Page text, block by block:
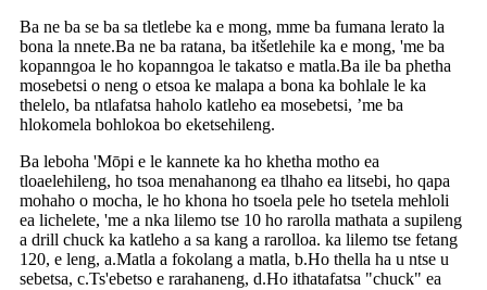
Ba ne ba se ba sa tletlebe ka e mong, mme ba fumana lerato la
bona la nnete.Ba ne ba ratana, ba itšetlehile ka e mong, 'me ba
kopanngoa le ho kopanngoa le takatso e matla.Ba ile ba phetha
mosebetsi o neng o etsoa ke malapa a bona ka bohlale le ka
thelelo, ba ntlafatsa haholo katleho ea mosebetsi, ’me ba
hlokomela bohlokoa bo eketsehileng.
Ba leboha 'Mōpi e le kannete ka ho khetha motho ea
tloaelehileng, ho tsoa menahanong ea tlhaho ea litsebi, ho qapa
mohaho o mocha, le ho khona ho tsoela pele ho tsetela mehloli
ea lichelete, 'me a nka lilemo tse 10 ho rarolla mathata a supileng
a drill chuck ka katleho a sa kang a rarolloa. ka lilemo tse fetang
120, e leng, a.Matla a fokolang a matla, b.Ho thella ha u ntse u
sebetsa, c.Ts'ebetso e rarahaneng, d.Ho ithatafatsa "chuck" ea